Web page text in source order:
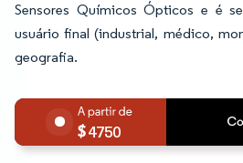
Sensores Químicos Ópticos e é
usuário final (industrial, médico,
geografia.
4750